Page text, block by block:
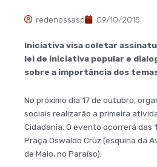
redenossasp 09/10/2015
Iniciativa visa coletar
lei de iniciativa popular e
sobre a importância dos
No próximo dia 17 de outubro,
sociais realizarão a primeira
Cidadania. O evento ocorrerá das
Praça Oswaldo Cruz (esquina da
de Maio, no Paraíso).